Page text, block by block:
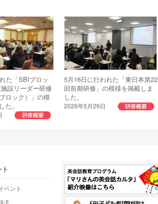
た「SBIブロッ
設リーダー研修
ロック）」の模
た。
5月16日に行われた「東日本第22
回前期研修」の模様を掲載しま
した。
2026年5月29日
ベント
子